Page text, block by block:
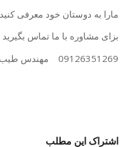
مارا به دوستان خود معرفی کنید
بزای مشاوره با ما تماس بگیرید
09126351269 مهندس طیب لی
اشتراک این مطلب